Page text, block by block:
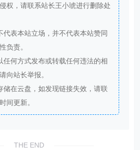
权，请联系站长王小琥进行删除处
代表本站立场，并不代表本站赞同
负责。
任何方式发布或转载任何违法的相
向站长举报。
储在云盘，如发现链接失效，请联
间更新。
THE END